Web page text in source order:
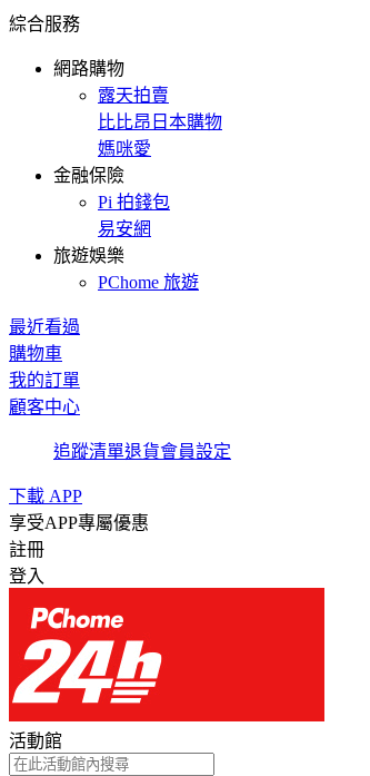
綜合服務
網路購物
露天拍賣
比比昂日本購物
媽咪愛
金融保險
Pi 拍錢包
易安網
旅遊娛樂
PChome 旅遊
最近看過
購物車
我的訂單
顧客中心
追蹤清單退貨會員設定
下載 APP
享受APP專屬優惠
註冊
登入
活動館